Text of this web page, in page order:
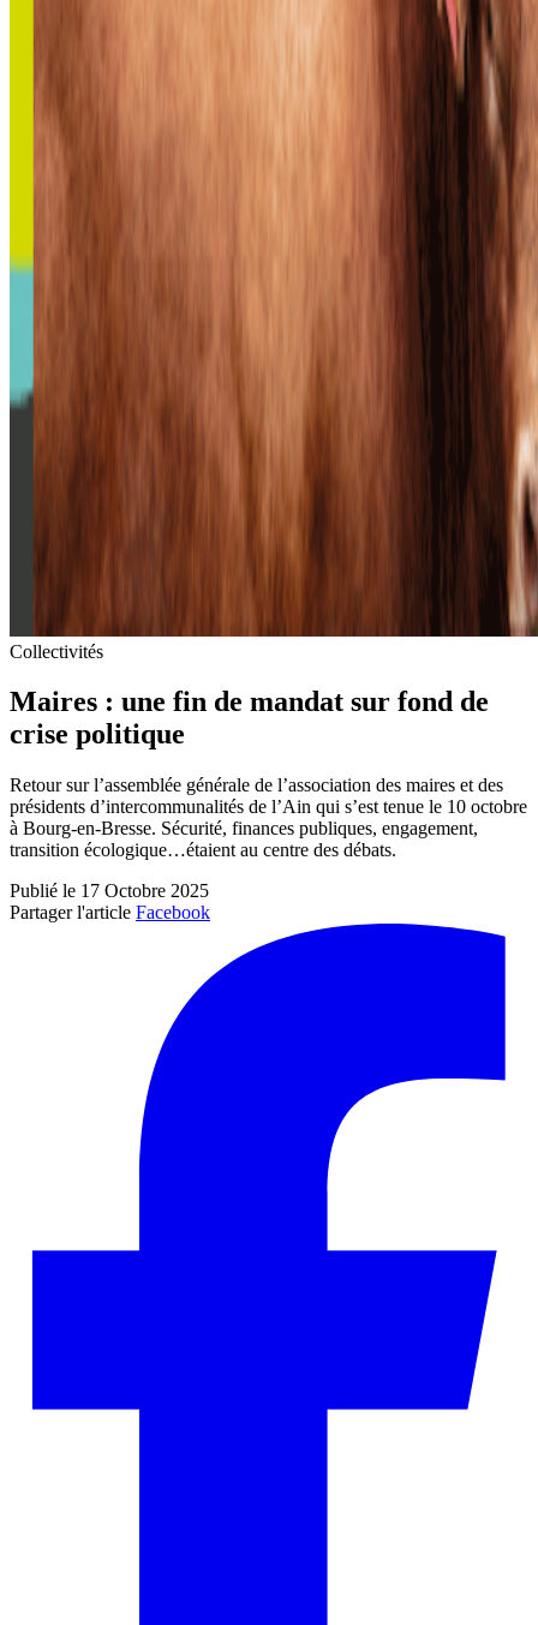
Collectivités
Maires : une fin de mandat sur fond de
crise politique
Retour sur l’assemblée générale de l’association des maires et des
présidents d’intercommunalités de l’Ain qui s’est tenue le 10 octobre
à Bourg-en-Bresse. Sécurité, finances publiques, engagement,
transition écologique…étaient au centre des débats.
Publié le 17 Octobre 2025
Partager l'article Facebook